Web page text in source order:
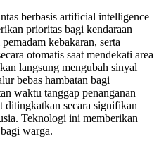
berbasis artificial intelligence
prioritas bagi kendaraan
kebakaran, serta
otomatis saat mendekati area
langsung mengubah sinyal
bebas hambatan bagi
waktu tanggap penanganan
ditingkatkan secara signifikan
Teknologi ini memberikan
warga.